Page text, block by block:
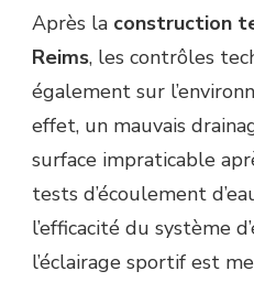
Après la construction
Reims, les contrôles
également sur
effet, un mauvais
surface impraticable
tests d’écoulement
l’efficacité du système
l’éclairage sportif est